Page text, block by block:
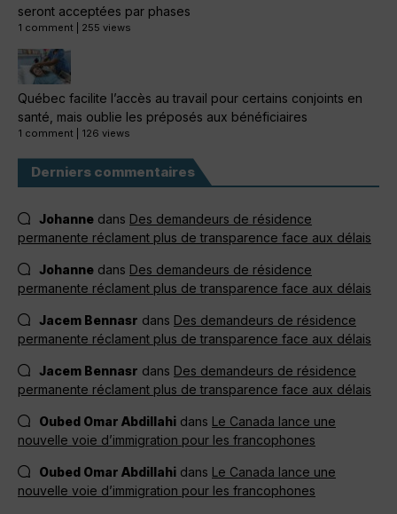
seront acceptées par phases
1 comment 255 views
Québec facilite l’accès au travail pour certains conjoints en
santé, mais oublie les préposés aux bénéficiaires
1 comment 126 views
Derniers commentaires
Johanne dans Des demandeurs de résidence
permanente réclament plus de transparence face aux délais
Johanne dans Des demandeurs de résidence
permanente réclament plus de transparence face aux délais
Jacem Bennasr dans Des demandeurs de résidence
permanente réclament plus de transparence face aux délais
Jacem Bennasr dans Des demandeurs de résidence
permanente réclament plus de transparence face aux délais
Oubed Omar Abdillahi dans Le Canada lance une
nouvelle voie d’immigration pour les francophones
Oubed Omar Abdillahi dans Le Canada lance une
nouvelle voie d’immigration pour les francophones